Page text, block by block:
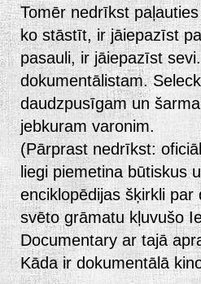
Tomēr nedrīkst
ko stāstīt, ir jāiepazīst
pasauli, ir jāiepazīst
dokumentālistam.
daudzpusīgam un
jebkuram varonim.
(Pārprast nedrīkst:
liegi piemetina būtiskus
enciklopēdijas šķirkli
svēto grāmatu kļuvušo
Documentary ar tajā
Kāda ir dokumentālā